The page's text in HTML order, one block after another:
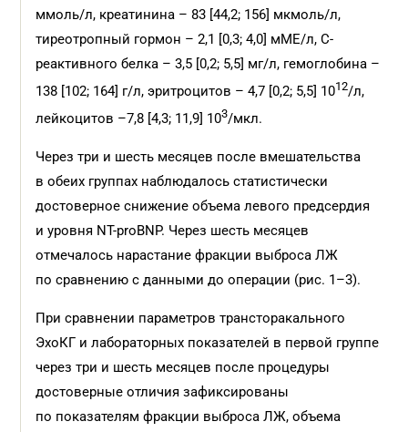
ммоль/л, креатинина – 83 [44,2; 156] мкмоль/л,
тиреотропный гормон – 2,1 [0,3; 4,0] мМЕ/л, С-
реактивного белка – 3,5 [0,2; 5,5] мг/л, гемоглобина –
138 [102; 164] г/л, эритроцитов – 4,7 [0,2; 5,5] 1012/л,
лейкоцитов –7,8 [4,3; 11,9] 103/мкл.
Через три и шесть месяцев после вмешательства
в обеих группах наблюдалось статистически
достоверное снижение объема левого предсердия
и уровня NT-proBNP. Через шесть месяцев
отмечалось нарастание фракции выброса ЛЖ
по сравнению с данными до операции (рис. 1–3).
При сравнении параметров трансторакального
ЭхоКГ и лабораторных показателей в первой группе
через три и шесть месяцев после процедуры
достоверные отличия зафиксированы
по показателям фракции выброса ЛЖ, объема